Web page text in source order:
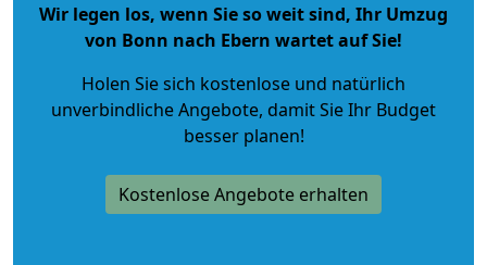
Wir legen los, wenn Sie so weit sind, Ihr Umzug
von Bonn nach Ebern wartet auf Sie!
Holen Sie sich kostenlose und natürlich
unverbindliche Angebote, damit Sie Ihr Budget
besser planen!
Kostenlose Angebote erhalten